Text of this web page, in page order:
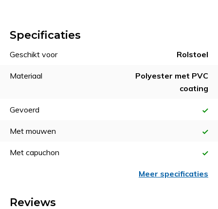
Specificaties
Geschikt voor Rolstoel
Materiaal
Polyester met PVC
coating
Gevoerd
Met mouwen
Met capuchon
Meer specificaties
Reviews